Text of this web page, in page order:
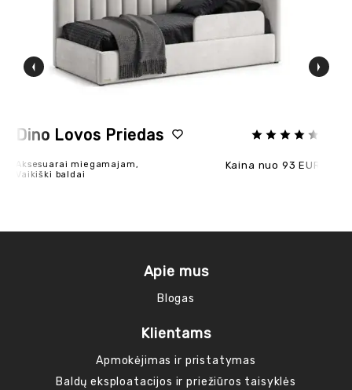
Dino Lovos Priedas
Aksesuarai miegamajam,
Vaikiški baldai
Kaina nuo 93 EUR
Apie mus
Blogas
Klientams
Apmokėjimas ir pristatymas
Baldų eksploatacijos ir priežiūros taisyklės